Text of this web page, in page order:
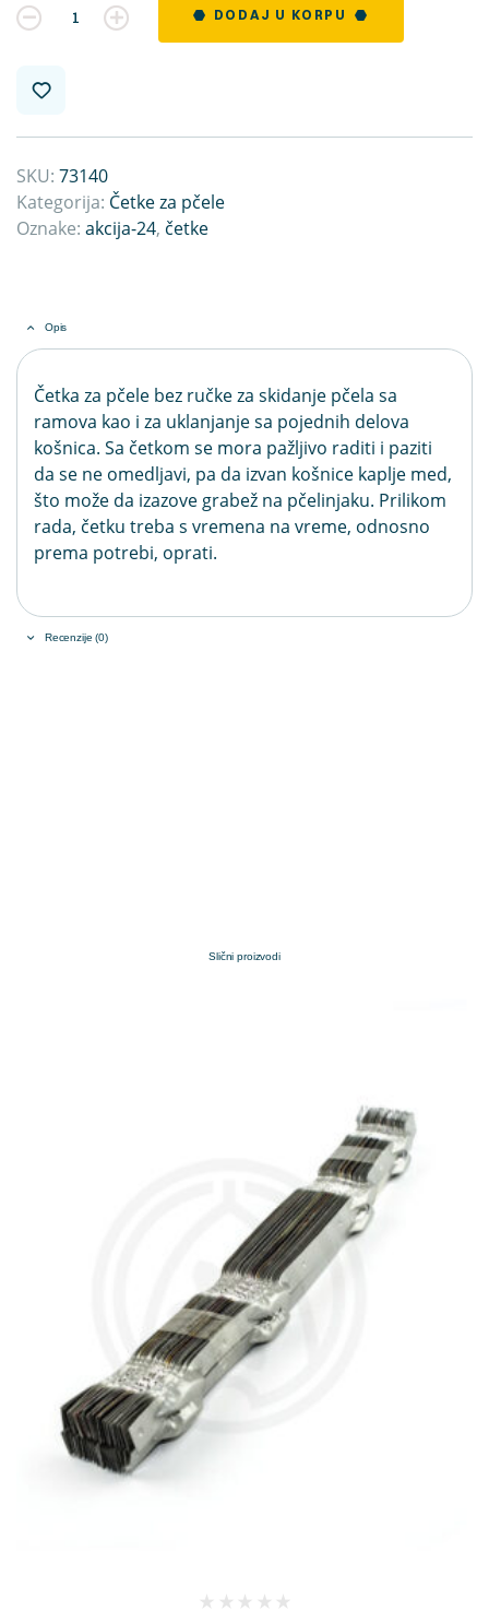
Kvantitet DODAJ U KORPU
SKU: 73140
Kategorija: Četke za pčele
Oznake: akcija-24, četke
Opis
Četka za pčele bez ručke za skidanje pčela sa
ramova kao i za uklanjanje sa pojednih delova
košnica. Sa četkom se mora pažljivo raditi i paziti
da se ne omedljavi, pa da izvan košnice kaplje med,
što može da izazove grabež na pčelinjaku. Prilikom
rada, četku treba s vremena na vreme, odnosno
prema potrebi, oprati.
Recenzije (0)
Slični proizvodi